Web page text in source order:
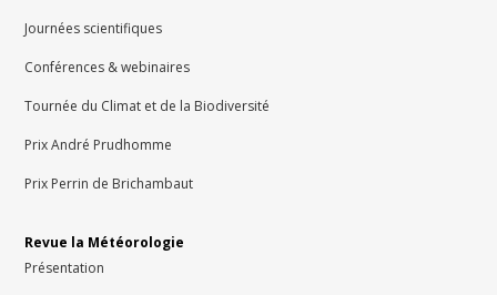
Journées scientifiques
Conférences & webinaires
Tournée du Climat et de la Biodiversité
Prix André Prudhomme
Prix Perrin de Brichambaut
Revue la Météorologie
Présentation